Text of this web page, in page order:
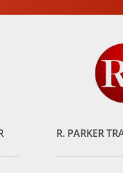
R. PARKER